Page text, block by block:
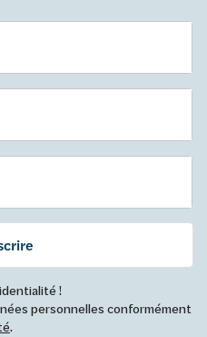
!
personnelles conformément
.